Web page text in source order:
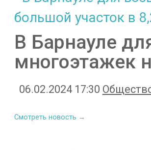
В Барнауле
многоэтажек
06.02.2024 17:30
Смотреть новость →